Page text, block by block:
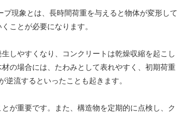
プ現象とは、長時間荷重を与えると物体が変形して
ことが必要になります。
しやすくなり、コンクリートは乾燥収縮を起こし
の場合には、たわみとして表れやすく、初期荷重
流するといったことも起きます。
が重要です。また、構造物を定期的に点検し、ク